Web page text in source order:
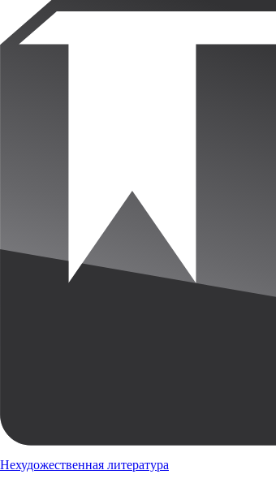
Нехудожественная литература